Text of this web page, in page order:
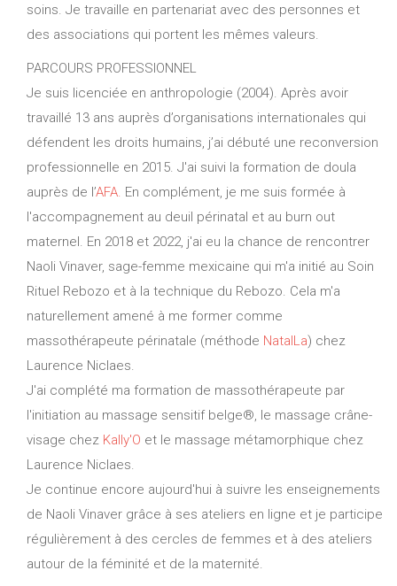
soins. Je travaille en partenariat avec des personnes et
des associations qui portent les mêmes valeurs.
PARCOURS PROFESSIONNEL
Je suis licenciée en anthropologie (2004). Après avoir
travaillé 13 ans auprès d’organisations internationales qui
défendent les droits humains, j’ai débuté une reconversion
professionnelle en 2015. J'ai suivi la formation de doula
auprès de l’AFA. En complément, je me suis formée à
l'accompagnement au deuil périnatal et au burn out
maternel. En 2018 et 2022, j'ai eu la chance de rencontrer
Naoli Vinaver, sage-femme mexicaine qui m'a initié au Soin
Rituel Rebozo et à la technique du Rebozo. Cela m'a
naturellement amené à me former comme
massothérapeute périnatale (méthode NatalLa) chez
Laurence Niclaes.
J'ai complété ma formation de massothérapeute par
l'initiation au massage sensitif belge®, le massage crâne-
visage chez Kally'O et le massage métamorphique chez
Laurence Niclaes.
Je continue encore aujourd'hui à suivre les enseignements
de Naoli Vinaver grâce à ses ateliers en ligne et je participe
régulièrement à des cercles de femmes et à des ateliers
autour de la féminité et de la maternité.